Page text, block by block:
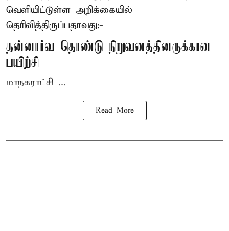
வெளியிட்டுள்ள அறிக்கையில்
தெரிவித்திருப்பதாவது:-
தன்னார்வ தொண்டு நிறுவனத்தினருக்கான
பயிற்சி
மாநகராட்சி ...
Read More